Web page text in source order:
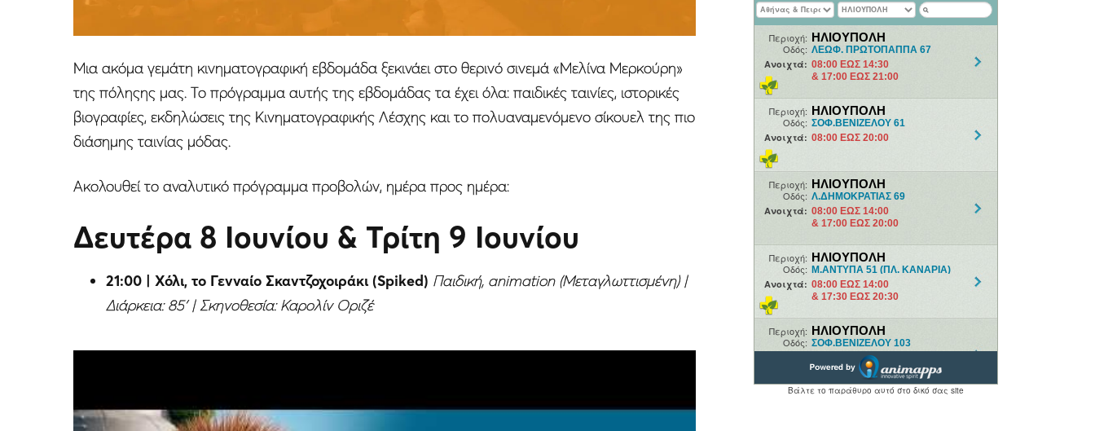
Μια ακόμα γεμάτη κινηματογραφική εβδομάδα ξεκινάει στο θερινό σινεμά «Μελίνα Μερκούρη»
της πόληςης μας. Το πρόγραμμα αυτής της εβδομάδας τα έχει όλα: παιδικές ταινίες, ιστορικές
βιογραφίες, εκδηλώσεις της Κινηματογραφικής Λέσχης και το πολυαναμενόμενο σίκουελ της πιο
διάσημης ταινίας μόδας.
Ακολουθεί το αναλυτικό πρόγραμμα προβολών, ημέρα προς ημέρα:
Δευτέρα 8 Ιουνίου & Τρίτη 9 Ιουνίου
21:00 | Χόλι, το Γενναίο Σκαντζοχοιράκι (Spiked) Παιδική, animation (Μεταγλωττισμένη) |
Διάρκεια: 85′ | Σκηνοθεσία: Καρολίν Οριζέ